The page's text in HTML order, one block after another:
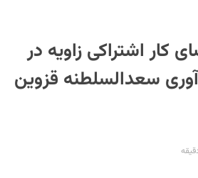
کار اشتراکی زاویه در
سعدالسلطنه قزوین